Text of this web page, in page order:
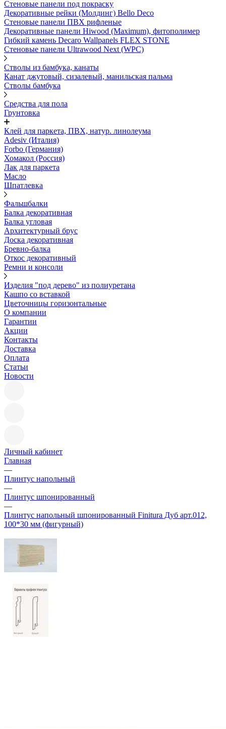
Стеновые панели под покраску
Декоративные рейки (Молдинг) Bello Deco
Стеновые панели ПВХ рифленыe
Декоративные панели Hiwood (Maximum), фитополимер
Гибкий камень Decaro Wallpanels FLEX STONE
Стеновые панели Ultrawood Next (WPC)
Стволы из бамбука, канаты
Канат джутовый, сизалевый, манильская пальма
Стволы бамбука
Средства для пола
Грунтовка
Клей для паркета, ПВХ, натур. линолеума
Adesiv (Италия)
Forbo (Германия)
Хомакол (Россия)
Лак для паркета
Масло
Шпатлевка
Фальшбалки
Балка декоративная
Балка угловая
Архитектурный брус
Доска декоративная
Бревно-балка
Откос декоративный
Ремни и консоли
Изделия "под дерево" из полиуретана
Кашпо со вставкой
Цветочницы горизонтальные
О компании
Гарантии
Акции
Контакты
Доставка
Оплата
Статьи
Новости
Личный кабинет
Главная
—
Плинтус напольный
—
Плинтус шпонированный
—
Плинтус напольный шпонированный Finitura Дуб арт.012,
100*30 мм (фигурный)